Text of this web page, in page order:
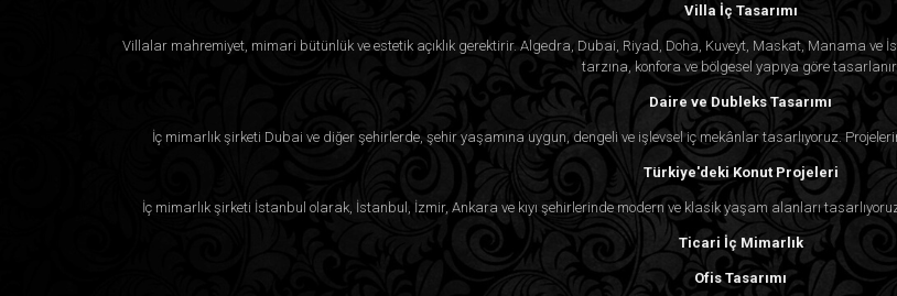
Villa İç Tasarımı
Villalar mahremiyet, mimari bütünlük ve estetik açıklık gerektirir. Algedra, Dubai, Riyad, Doha, Kuveyt, Maskat, Manama ve
tarzına, konfora ve bölgesel yapıya göre tasarlanır.
Daire ve Dubleks Tasarımı
İç mimarlık şirketi Dubai ve diğer şehirlerde, şehir yaşamına uygun, dengeli ve işlevsel iç mekânlar tasarlıyoruz.
Türkiye'deki Konut Projeleri
İç mimarlık şirketi İstanbul olarak, İstanbul, İzmir, Ankara ve kıyı şehirlerinde modern ve klasik yaşam alanları
Ticari İç Mimarlık
Ofis Tasarımı